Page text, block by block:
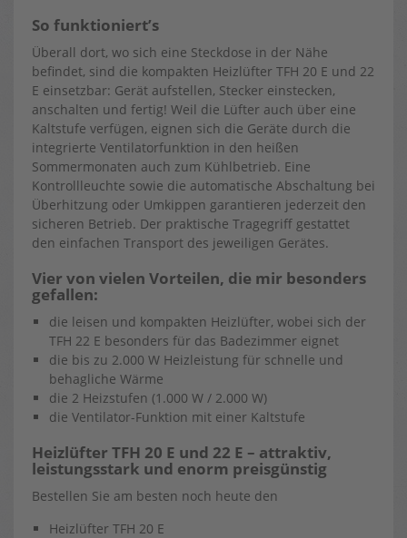
So funktioniert’s
Überall dort, wo sich eine Steckdose in der Nähe
befindet, sind die kompakten Heizlüfter TFH 20 E und 22
E einsetzbar: Gerät aufstellen, Stecker einstecken,
anschalten und fertig! Weil die Lüfter auch über eine
Kaltstufe verfügen, eignen sich die Geräte durch die
integrierte Ventilatorfunktion in den heißen
Sommermonaten auch zum Kühlbetrieb. Eine
Kontrollleuchte sowie die automatische Abschaltung bei
Überhitzung oder Umkippen garantieren jederzeit den
sicheren Betrieb. Der praktische Tragegriff gestattet
den einfachen Transport des jeweiligen Gerätes.
Vier von vielen Vorteilen, die mir besonders
gefallen:
die leisen und kompakten Heizlüfter, wobei sich der
TFH 22 E besonders für das Badezimmer eignet
die bis zu 2.000 W Heizleistung für schnelle und
behagliche Wärme
die 2 Heizstufen (1.000 W / 2.000 W)
die Ventilator-Funktion mit einer Kaltstufe
Heizlüfter TFH 20 E und 22 E – attraktiv,
leistungsstark und enorm preisgünstig
Bestellen Sie am besten noch heute den
Heizlüfter TFH 20 E